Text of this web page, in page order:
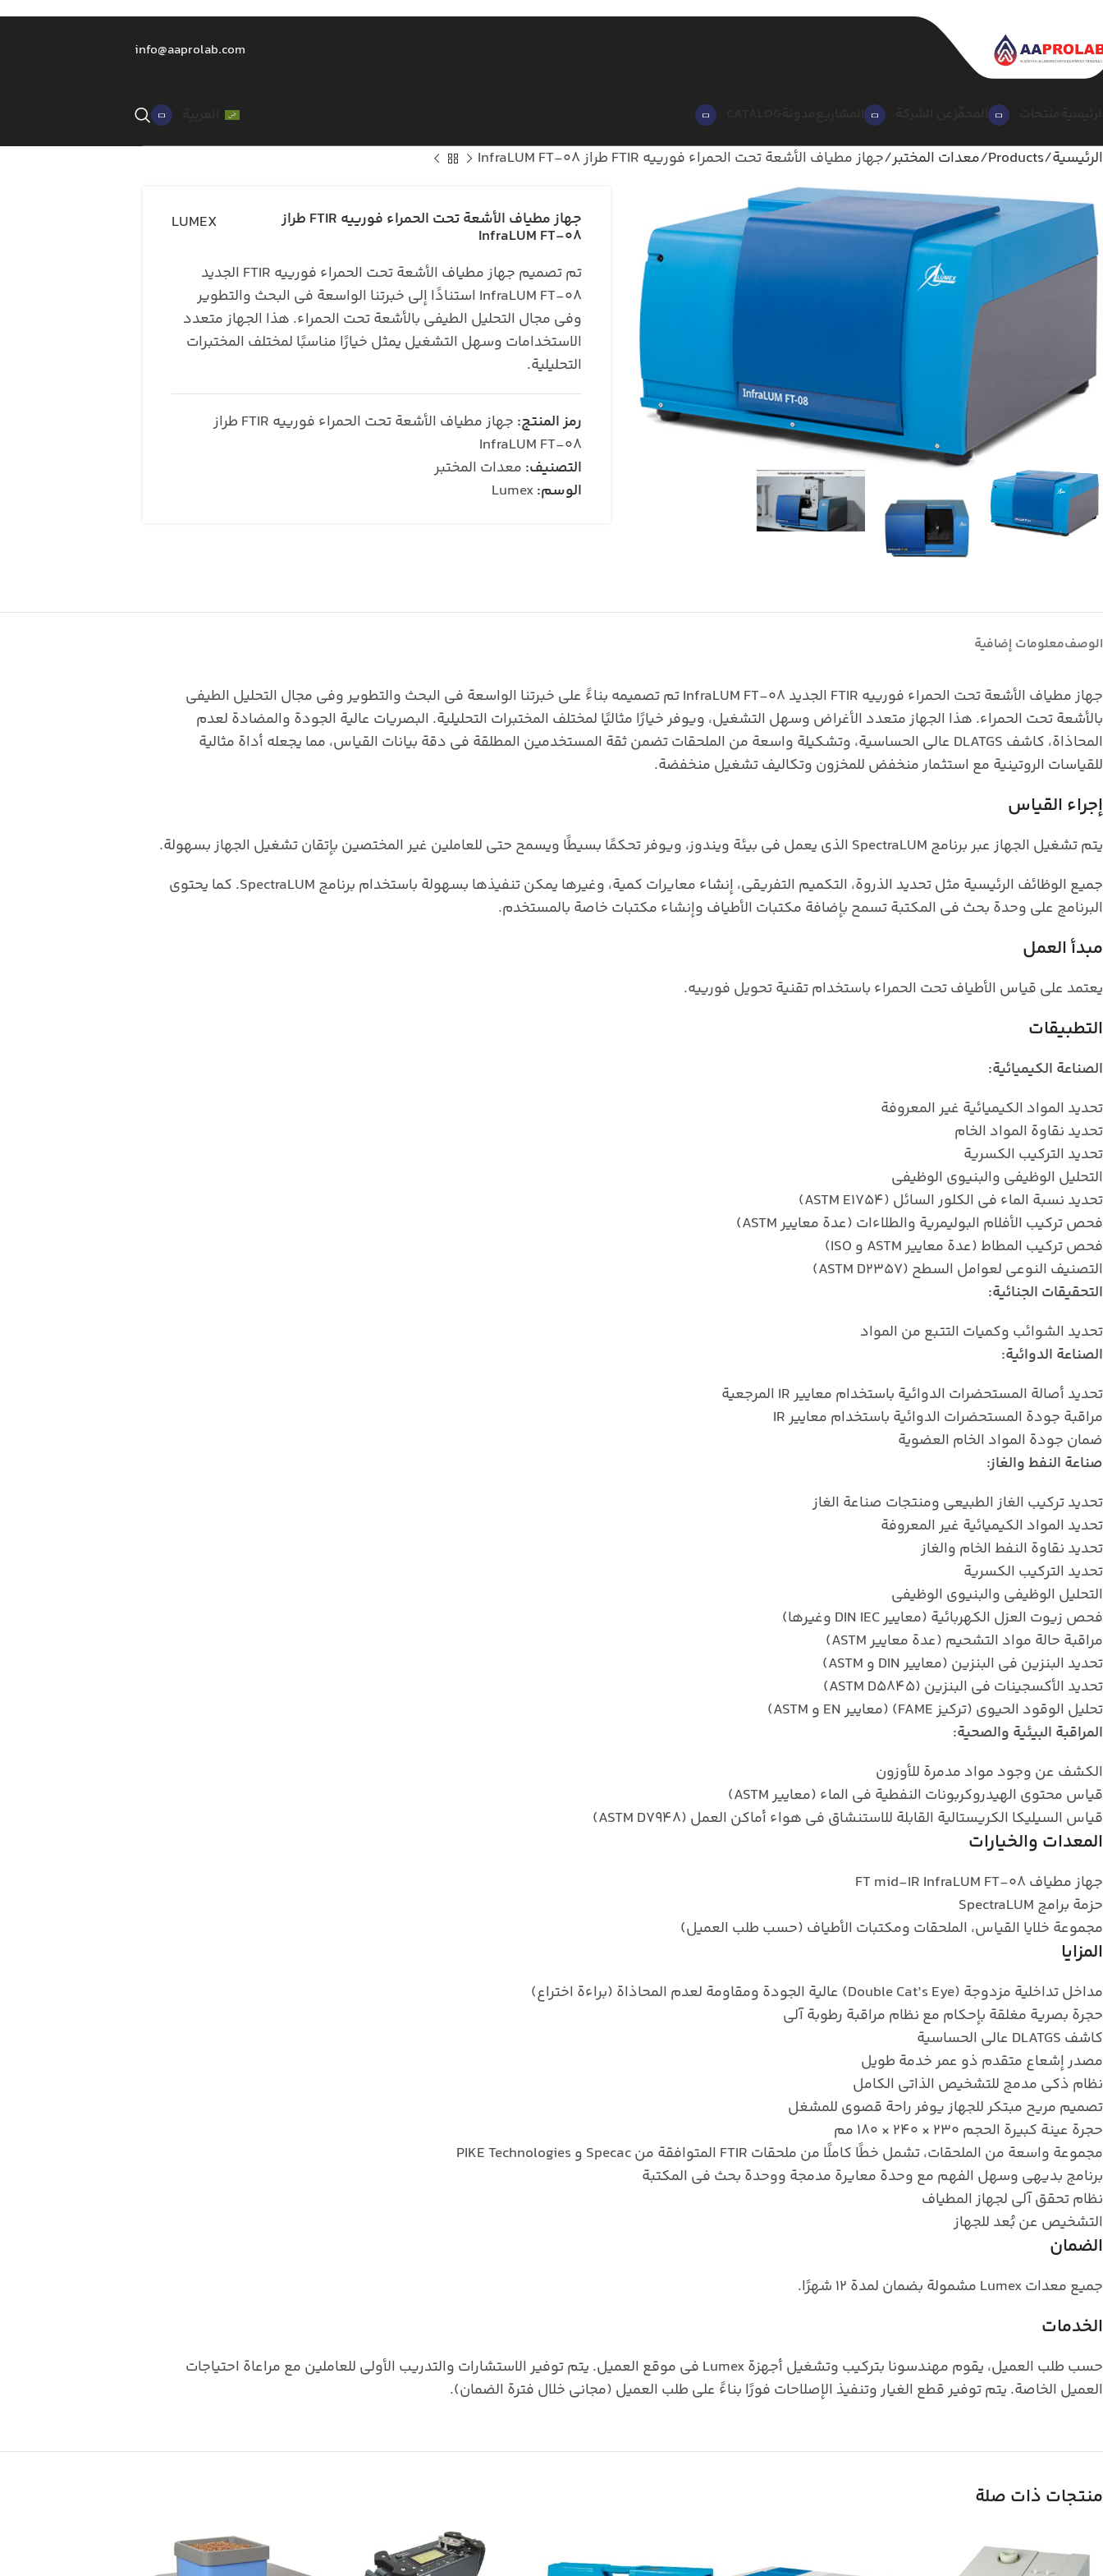
info@aaprolab.com
الرئيسية Products معدات المختبر جهاز مطياف الأشعة تحت الحمراء فورييه FTIR طراز InfraLUM FT-08
LUMEX جهاز مطياف الأشعة تحت الحمراء فورييه FTIR طراز
InfraLUM FT-08
تم تصميم جهاز مطياف الأشعة تحت الحمراء فورييه FTIR الجديد
InfraLUM FT-08 استنادًا إلى خبرتنا الواسعة في البحث والتطوير
وفي مجال التحليل الطيفي بالأشعة تحت الحمراء. هذا الجهاز متعدد
الاستخدامات وسهل التشغيل يمثل خيارًا مناسبًا لمختلف المختبرات
التحليلية.
رمز المنتج:
جهاز مطياف الأشعة تحت الحمراء فورييه FTIR طراز
InfraLUM FT-08
التصنيف: معدات المختبر
الوسم:Lumex
الوصفمعلومات إضافية
جهاز مطياف الأشعة تحت الحمراء فورييه FTIR الجديد InfraLUM FT-08 تم تصميمه بناءً على خبرتنا الواسعة في البحث والتطوير وفي مجال التحليل الطيفي
بالأشعة تحت الحمراء. هذا الجهاز متعدد الأغراض وسهل التشغيل، ويوفر خيارًا مثاليًا لمختلف المختبرات التحليلية. البصريات عالية الجودة والمضادة لعدم
المحاذاة، كاشف DLATGS عالي الحساسية، وتشكيلة واسعة من الملحقات تضمن ثقة المستخدمين المطلقة في دقة بيانات القياس، مما يجعله أداة مثالية
للقياسات الروتينية مع استثمار منخفض للمخزون وتكاليف تشغيل منخفضة.
إجراء القياس
يتم تشغيل الجهاز عبر برنامج SpectraLUM الذي يعمل في بيئة ويندوز، ويوفر تحكمًا بسيطًا ويسمح حتى للعاملين غير المختصين بإتقان تشغيل الجهاز بسهولة.
جميع الوظائف الرئيسية مثل تحديد الذروة، التكميم التفريقي، إنشاء معايرات كمية، وغيرها يمكن تنفيذها بسهولة باستخدام برنامج SpectraLUM. كما يحتوي
البرنامج على وحدة بحث في المكتبة تسمح بإضافة مكتبات الأطياف وإنشاء مكتبات خاصة بالمستخدم.
مبدأ العمل
يعتمد على قياس الأطياف تحت الحمراء باستخدام تقنية تحويل فورييه.
التطبيقات
الصناعة الكيميائية:
تحديد المواد الكيميائية غير المعروفة
تحديد نقاوة المواد الخام
تحديد التركيب الكسرية
التحليل الوظيفي والبنيوي الوظيفي
تحديد نسبة الماء في الكلور السائل (ASTM E1754)
فحص تركيب الأفلام البوليمرية والطلاءات (عدة معايير ASTM)
فحص تركيب المطاط (عدة معايير ASTM و ISO)
التصنيف النوعي لعوامل السطح (ASTM D2357)
التحقيقات الجنائية:
تحديد الشوائب وكميات التتبع من المواد
الصناعة الدوائية:
تحديد أصالة المستحضرات الدوائية باستخدام معايير IR المرجعية
مراقبة جودة المستحضرات الدوائية باستخدام معايير IR
ضمان جودة المواد الخام العضوية
صناعة النفط والغاز:
تحديد تركيب الغاز الطبيعي ومنتجات صناعة الغاز
تحديد المواد الكيميائية غير المعروفة
تحديد نقاوة النفط الخام والغاز
تحديد التركيب الكسرية
التحليل الوظيفي والبنيوي الوظيفي
فحص زيوت العزل الكهربائية (معايير DIN IEC وغيرها)
مراقبة حالة مواد التشحيم (عدة معايير ASTM)
تحديد البنزين في البنزين (معايير DIN و ASTM)
تحديد الأكسجينات في البنزين (ASTM D5845)
تحليل الوقود الحيوي (تركيز FAME) (معايير EN و ASTM)
المراقبة البيئية والصحية:
الكشف عن وجود مواد مدمرة للأوزون
قياس محتوى الهيدروكربونات النفطية في الماء (معايير ASTM)
قياس السيليكا الكريستالية القابلة للاستنشاق في هواء أماكن العمل (ASTM D7948)
المعدات والخيارات
جهاز مطياف FT mid-IR InfraLUM FT-08
حزمة برامج SpectraLUM
مجموعة خلايا القياس، الملحقات ومكتبات الأطياف (حسب طلب العميل)
المزايا
مداخل تداخلية مزدوجة (Double Cat’s Eye) عالية الجودة ومقاومة لعدم المحاذاة (براءة اختراع)
حجرة بصرية مغلقة بإحكام مع نظام مراقبة رطوبة آلي
كاشف DLATGS عالي الحساسية
مصدر إشعاع متقدم ذو عمر خدمة طويل
نظام ذكي مدمج للتشخيص الذاتي الكامل
تصميم مريح مبتكر للجهاز يوفر راحة قصوى للمشغل
حجرة عينة كبيرة الحجم 230 × 240 × 180 مم
مجموعة واسعة من الملحقات، تشمل خطًا كاملًا من ملحقات FTIR المتوافقة من Specac و PIKE Technologies
برنامج بديهي وسهل الفهم مع وحدة معايرة مدمجة ووحدة بحث في المكتبة
نظام تحقق آلي لجهاز المطياف
التشخيص عن بُعد للجهاز
الضمان
جميع معدات Lumex مشمولة بضمان لمدة 12 شهرًا.
الخدمات
حسب طلب العميل، يقوم مهندسونا بتركيب وتشغيل أجهزة Lumex في موقع العميل. يتم توفير الاستشارات والتدريب الأولي للعاملين مع مراعاة احتياجات
العميل الخاصة. يتم توفير قطع الغيار وتنفيذ الإصلاحات فورًا بناءً على طلب العميل (مجاني خلال فترة الضمان).
منتجات ذات صلة